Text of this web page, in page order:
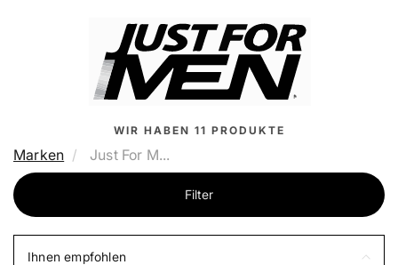
WIR HABEN 11 PRODUKTE
Marken Just For M...
Filter
Ihnen empfohlen